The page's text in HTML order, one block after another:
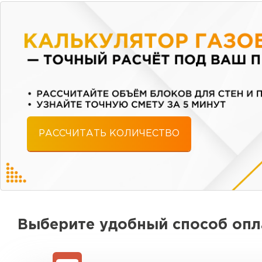
РАССЧИТАТЬ КОЛИЧЕСТВО
Выберите удобный способ